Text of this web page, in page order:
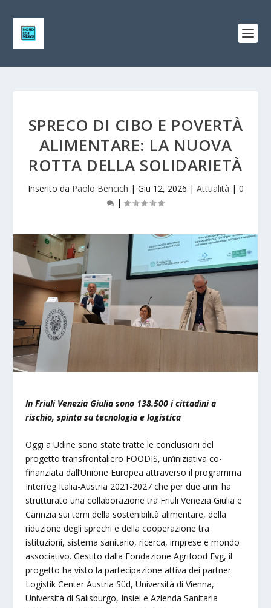
SPRECO DI CIBO E POVERTÀ
ALIMENTARE: LA NUOVA
ROTTA DELLA SOLIDARIETÀ
Inserito da Paolo Bencich | Giu 12, 2026 | Attualità | 0
|
In Friuli Venezia Giulia sono 138.500 i cittadini a
rischio, spinta su tecnologia e logistica
Oggi a Udine sono state tratte le conclusioni del
progetto transfrontaliero FOODIS, un’iniziativa co-
finanziata dall’Unione Europea attraverso il programma
Interreg Italia-Austria 2021-2027 che per due anni ha
strutturato una collaborazione tra Friuli Venezia Giulia e
Carinzia sui temi della sostenibilità alimentare, della
riduzione degli sprechi e della cooperazione tra
istituzioni, sistema sanitario, ricerca, imprese e mondo
associativo. Gestito dalla Fondazione Agrifood Fvg, il
progetto ha visto la partecipazione attiva dei partner
Logistik Center Austria Süd, Università di Vienna,
Università di Salisburgo, Insiel e Azienda Sanitaria